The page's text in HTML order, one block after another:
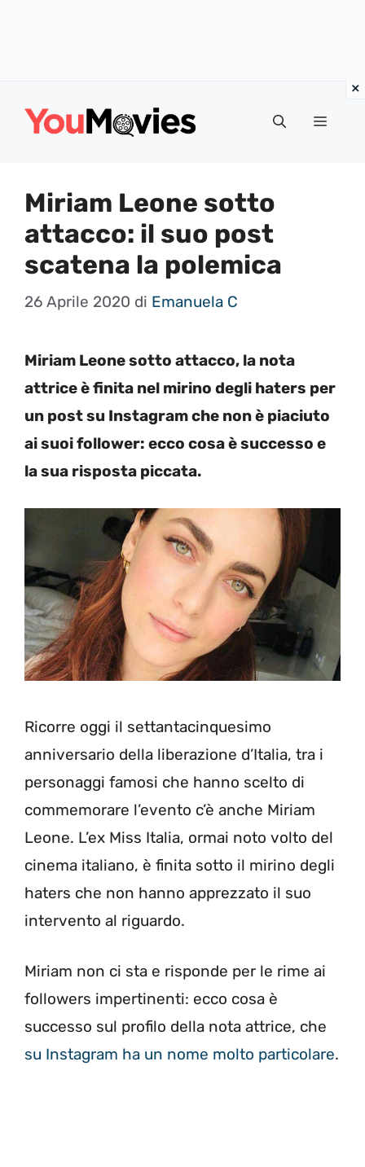
Menu
Miriam Leone sotto
attacco: il suo post
scatena la polemica
26 Aprile 2020 di Emanuela C
Miriam Leone sotto attacco, la nota
attrice è finita nel mirino degli haters per
un post su Instagram che non è piaciuto
ai suoi follower: ecco cosa è successo e
la sua risposta piccata.
Ricorre oggi il settantacinquesimo
anniversario della liberazione d’Italia, tra i
personaggi famosi che hanno scelto di
commemorare l’evento c’è anche Miriam
Leone. L’ex Miss Italia, ormai noto volto del
cinema italiano, è finita sotto il mirino degli
haters che non hanno apprezzato il suo
intervento al riguardo.
Miriam non ci sta e risponde per le rime ai
followers impertinenti: ecco cosa è
successo sul profilo della nota attrice, che
su Instagram ha un nome molto particolare.